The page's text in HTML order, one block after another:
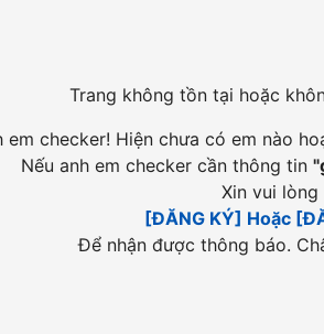
Trang không tồn tại hoặc
em checker! Hiện chưa có em nào
Nếu anh em checker cần thông tin "
Xin vui lòng
[ĐĂNG KÝ] Hoặc
Để nhận được thông báo.